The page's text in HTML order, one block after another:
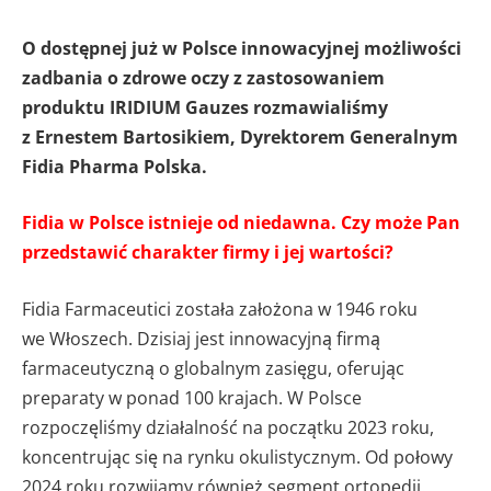
O dostępnej już w Polsce innowacyjnej możliwości
zadbania o zdrowe oczy z zastosowaniem
produktu IRIDIUM Gauzes rozmawialiśmy
z Ernestem Bartosikiem, Dyrektorem Generalnym
Fidia Pharma Polska.
Fidia w Polsce istnieje od niedawna. Czy może Pan
przedstawić charakter firmy i jej wartości?
Fidia Farmaceutici została założona w 1946 roku
we Włoszech. Dzisiaj jest innowacyjną firmą
farmaceutyczną o globalnym zasięgu, oferując
preparaty w ponad 100 krajach. W Polsce
rozpoczęliśmy działalność na początku 2023 roku,
koncentrując się na rynku okulistycznym. Od połowy